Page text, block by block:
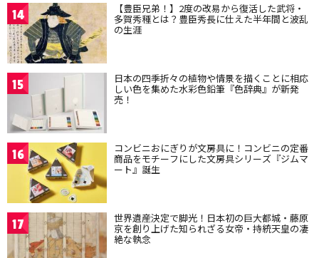
14 【豊臣兄弟！】2度の改易から復活した武将・
多賀秀種とは？豊臣秀長に仕えた半年間と波乱
の生涯
15 日本の四季折々の植物や情景を描くことに相応
しい色を集めた水彩色鉛筆『色辞典』が新発
売！
16 コンビニおにぎりが文房具に！コンビニの定番
商品をモチーフにした文房具シリーズ『ジムマ
ート』誕生
17 世界遺産決定で脚光！日本初の巨大都城・藤原
京を創り上げた知られざる女帝・持統天皇の凄
絶な執念